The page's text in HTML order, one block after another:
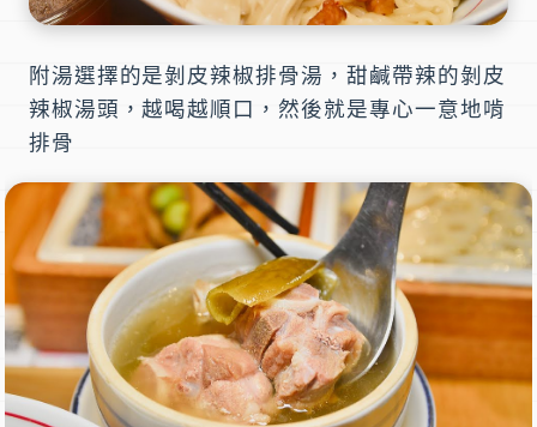
附湯選擇的是剝皮辣椒排骨湯，甜鹹帶辣的剝皮
辣椒湯頭，越喝越順口，然後就是專心一意地啃
排骨